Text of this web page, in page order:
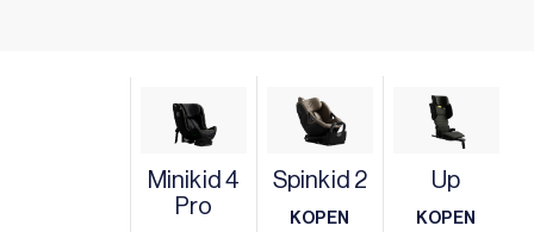
Minikid 4
Pro
Spinkid 2
KOPEN
Up
KOPEN